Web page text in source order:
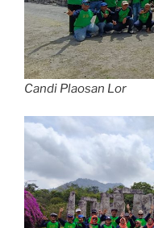
Candi Plaosan Lor